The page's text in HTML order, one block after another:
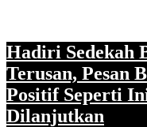
Hadiri Sedekah
Terusan, Pesan
Positif Seperti
Dilanjutkan